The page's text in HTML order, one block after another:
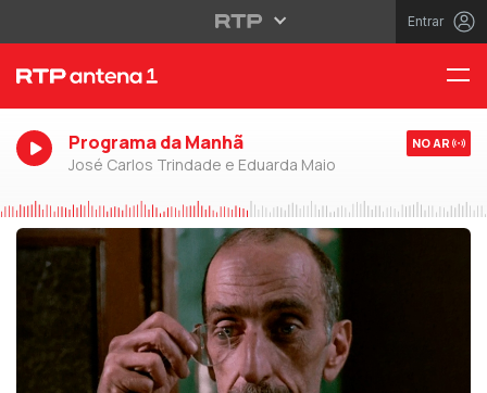
Entrar
Programa da Manhã
José Carlos Trindade e Eduarda Maio
NO AR